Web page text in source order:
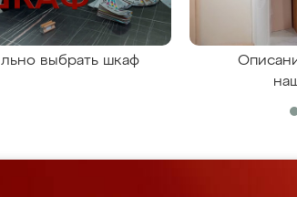
выбрать шкаф